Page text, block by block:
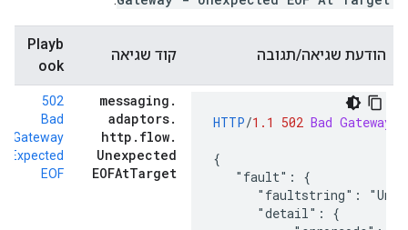
הודעת שגיאה/תגובה קוד שגיאה
Playb
ook
HTTP/1.1 502 Bad Gateway
{
   "fault": {
"faultstring":
      "detail": {
messaging .
adaptors.
http . flow.
Unexpected
EOFAtTarget
502
Bad
Gateway
Expected
EOF